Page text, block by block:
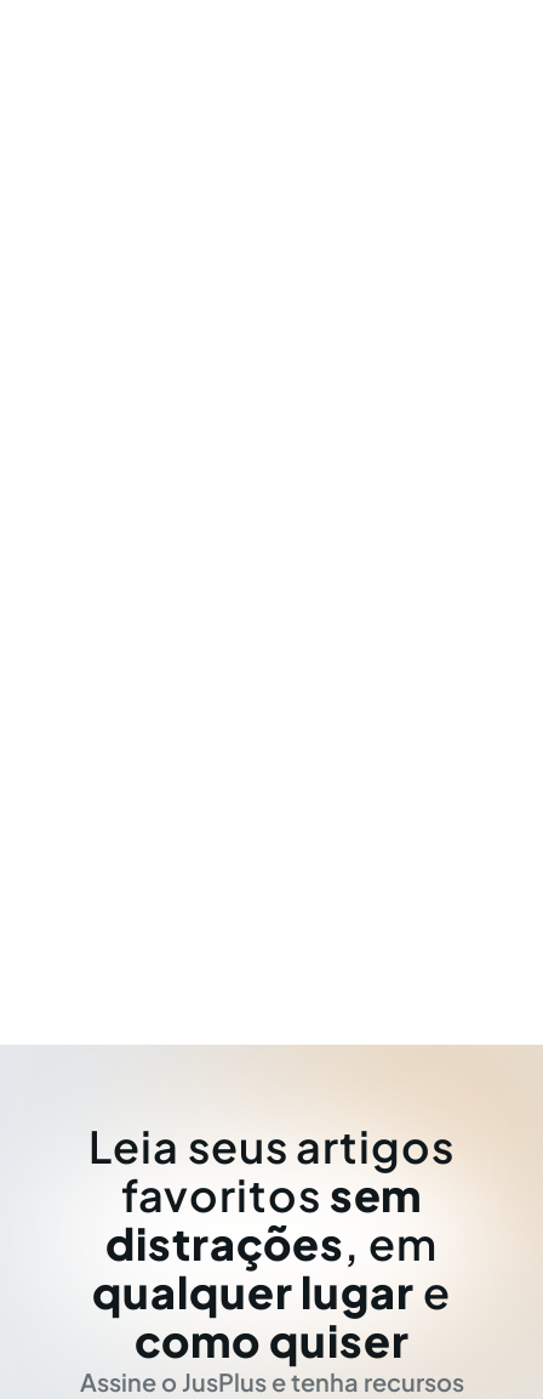
Leia seus artigos
favoritos sem
distrações, em
qualquer lugar e
como quiser
Assine o JusPlus e tenha recursos